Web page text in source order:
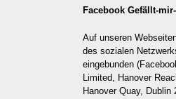
Facebook Gefällt-
Auf unseren
des sozialen
eingebunden
Limited, Hanover
Hanover Quay, Dublin